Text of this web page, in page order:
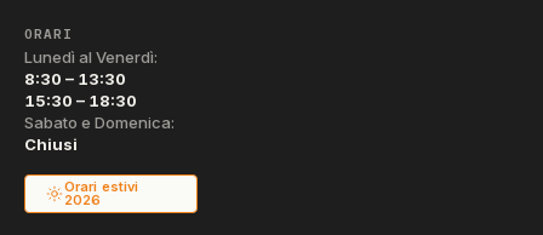
ORARI
Lunedì al Venerdì:
8:30 – 13:30
15:30 – 18:30
Sabato e Domenica:
Chiusi
Orari estivi
2026